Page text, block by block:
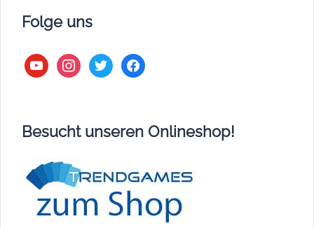
Folge uns
youtubeinstagram
twitter facebook
Besucht unseren Onlineshop!